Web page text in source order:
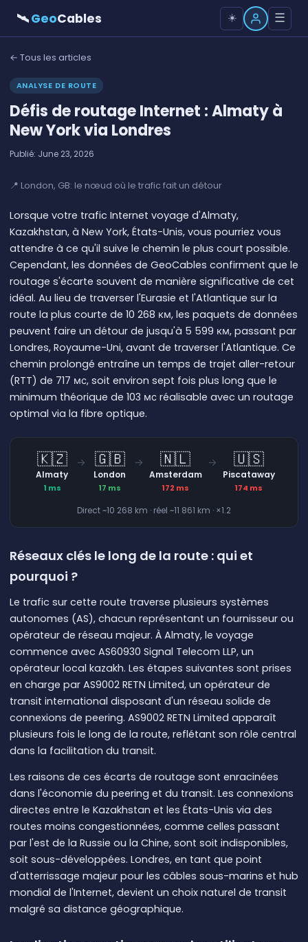
🛰GeoCables ☀️ ☰
← Tous les articles
ANALYSE DE ROUTE
Défis de routage Internet : Almaty à
New York via Londres
Publié: June 23, 2026
📍 London, GB: le nœud où le trafic fait un détour
Lorsque votre trafic Internet voyage d'Almaty,
Kazakhstan, à New York, États-Unis, vous pourriez vous
attendre à ce qu'il suive le chemin le plus court possible.
Cependant, les données de GeoCables confirment que le
routage s'écarte souvent de manière significative de cet
idéal. Au lieu de traverser l'Eurasie et l'Atlantique sur la
route la plus courte de 10 268 км, les paquets de données
peuvent faire un détour de jusqu'à 5 599 км, passant par
Londres, Royaume-Uni, avant de traverser l'Atlantique. Ce
chemin prolongé entraîne un temps de trajet aller-retour
(RTT) de 717 мс, soit environ sept fois plus long que le
minimum théorique de 103 мс réalisable avec un routage
optimal via la fibre optique.
🇰🇿
Almaty
1 ms
→ 🇬🇧
London
17 ms
→ 🇳🇱
Amsterdam
172 ms
→ 🇺🇸
Piscataway
174 ms
Direct ~10 268 km · réel ~11 861 km · ×1.2
Réseaux clés le long de la route : qui et
pourquoi ?
Le trafic sur cette route traverse plusieurs systèmes
autonomes (AS), chacun représentant un fournisseur ou
opérateur de réseau majeur. À Almaty, le voyage
commence avec AS60930 Signal Telecom LLP, un
opérateur local kazakh. Les étapes suivantes sont prises
en charge par AS9002 RETN Limited, un opérateur de
transit international disposant d'un réseau solide de
connexions de peering. AS9002 RETN Limited apparaît
plusieurs fois le long de la route, reflétant son rôle central
dans la facilitation du transit.
Les raisons de ces écarts de routage sont enracinées
dans l'économie du peering et du transit. Les connexions
directes entre le Kazakhstan et les États-Unis via des
routes moins congestionnées, comme celles passant
par l'est de la Russie ou la Chine, sont soit indisponibles,
soit sous-développées. Londres, en tant que point
d'atterrissage majeur pour les câbles sous-marins et hub
mondial de l'Internet, devient un choix naturel de transit
malgré sa distance géographique.